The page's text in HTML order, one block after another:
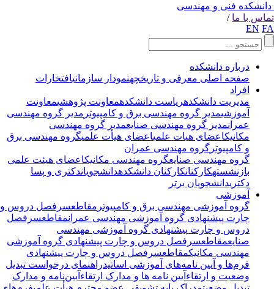
فنی و مهندسی
با ما /
EN
درباره دانشکده
صفحه اصلی معرفی و تاریخچهنمودار سازمانیافتخارات
افراد
مدیریت دانشکدهریاست دانشکدهمعاونت پژوهشیمعاونت
آموزشیمدیر گروه مهندسی برق و کامپیوترمدیر گروه مهندسی
عمران مدیر گروه مهندسی صنایعمدیر گروه مهندسی
مکانیکاعضای هیات علمیاعضای هیأت علمیگروه مهندسی برق
و کامپیوترگروه مهندسی عمران
گروه مهندسی صنایعگروه مهندسی مکانیکاعضای هیئت علمی
بازنشستهکارکنانکارکنان دانشکدهدانشجویاندکتری و پسا
دکتریدانشجویان برتر
آموزشی
گروه آموزشی مهندسی برق و کامپیوترمقاطعسرفصل دروس و
چارت پیشنهادیگروه آموزشی مهندسی عمران مقاطعسرفصل
دروس و چارت پیشنهادیگروه آموزشی مهندسی
صنایعمقاطعسرفصل دروس و چارت پیشنهادیگروه آموزشی
مهندسی مکانیکمقاطعسرفصل دروس و چارت پیشنهادی
فرم‌ها و آیین نامه‌های آموزشی اساتیدراهنمای درخواست تبدیل
وضعیت و ارتقاءآیین نامه ها و مدارک ارتقاءآیین‌نامه و مدارک